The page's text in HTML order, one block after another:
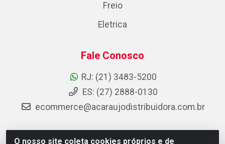
O nosso site coleta cookies próprios e de
Freio
Eletrica
Fale Conosco
RJ: (21) 3483-5200
ES: (27) 2888-0130
ecommerce@acaraujodistribuidora.com.br